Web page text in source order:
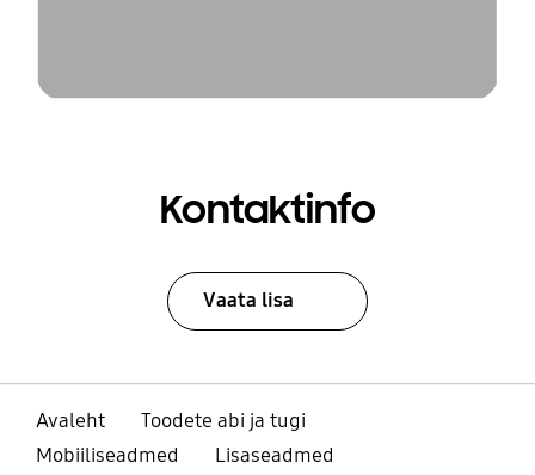
Kontaktinfo
Vaata lisa
Avaleht
Toodete abi ja tugi
Mobiiliseadmed
Lisaseadmed